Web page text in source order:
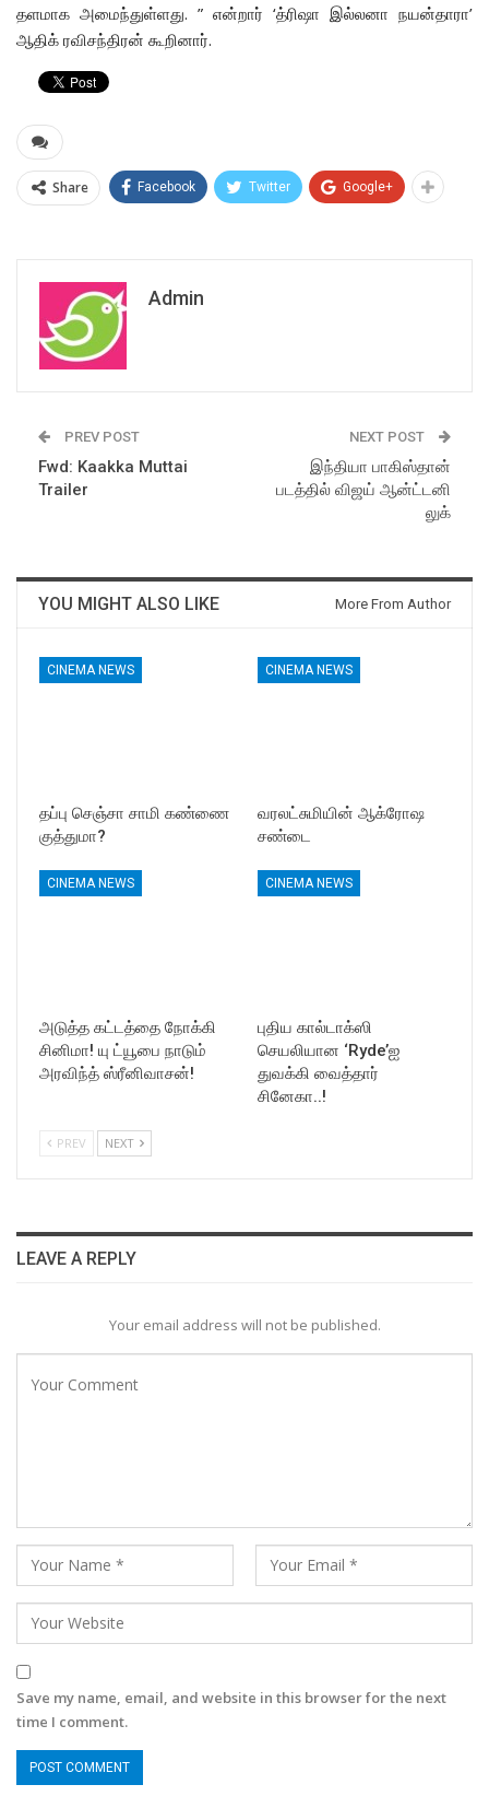
தளமாக அமைந்துள்ளது. ” என்றார் ‘த்ரிஷா இல்லனா நயன்தாரா’
ஆதிக் ரவிசந்திரன் கூறினார்.
Share Facebook Twitter Google+
Admin
PREV POST
Fwd: Kaakka Muttai
Trailer
NEXT POST
இந்தியா பாகிஸ்தான்
படத்தில் விஜய் ஆன்ட்டனி
லுக்
YOU MIGHT ALSO LIKE More From Author
CINEMA NEWS
தப்பு செஞ்சா சாமி கண்ணை
குத்துமா?
CINEMA NEWS
வரலட்சுமியின் ஆக்ரோஷ
சண்டை
CINEMA NEWS
அடுத்த கட்டத்தை நோக்கி
சினிமா! யு ட்யூபை நாடும்
அரவிந்த் ஸ்ரீனிவாசன்!
CINEMA NEWS
புதிய கால்டாக்ஸி
செயலியான ‘Ryde’ஐ
துவக்கி வைத்தார்
சினேகா..!
PREV NEXT
LEAVE A REPLY
Your email address will not be published.
Save my name, email, and website in this browser for the next
time I comment.